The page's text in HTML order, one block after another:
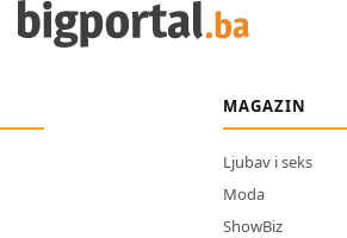
MAGAZIN
Ljubav i seks
Moda
ShowBiz